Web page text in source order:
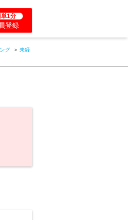
1分
登録
グ
未経